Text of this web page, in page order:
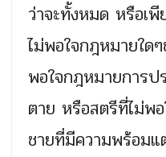
ว่าจะทั้งหมด หรือเ
ไม่พอใจกฎหมายใด
พอใจกฎหมายการป
ตาย หรือสตรีที่ไม่พ
ชายที่มีความพร้อมแ